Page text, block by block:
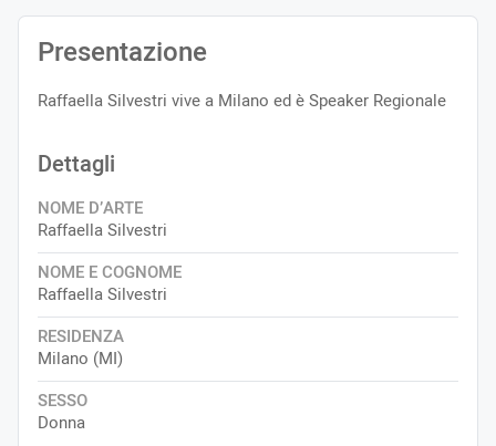
Presentazione
Raffaella Silvestri vive a Milano ed è Speaker Regionale
Dettagli
NOME D’ARTE
Raffaella Silvestri
NOME E COGNOME
Raffaella Silvestri
RESIDENZA
Milano (MI)
SESSO
Donna